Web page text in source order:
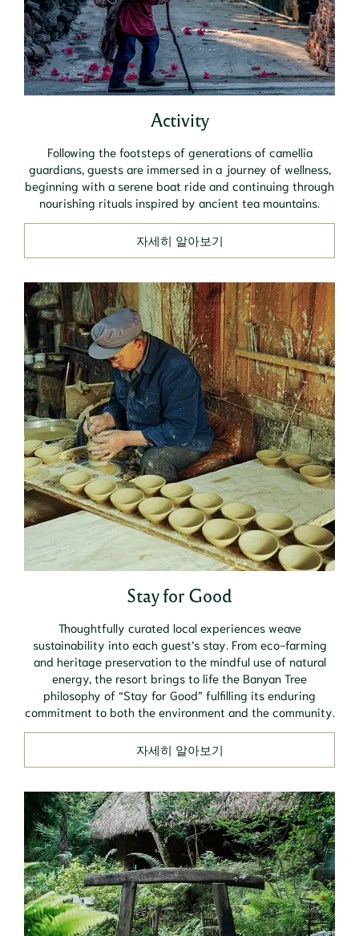
Activity
Following the footsteps of generations of camellia
guardians, guests are immersed in a journey of wellness,
beginning with a serene boat ride and continuing through
nourishing rituals inspired by ancient tea mountains.
자세히 알아보기
Stay for Good
Thoughtfully curated local experiences weave
sustainability into each guest’s stay. From eco-farming
and heritage preservation to the mindful use of natural
energy, the resort brings to life the Banyan Tree
philosophy of “Stay for Good” fulfilling its enduring
commitment to both the environment and the community.
자세히 알아보기